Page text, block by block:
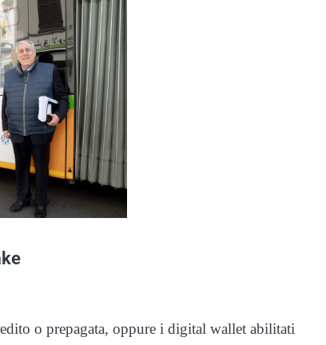
o prepagata, oppure i digital wallet abilitati